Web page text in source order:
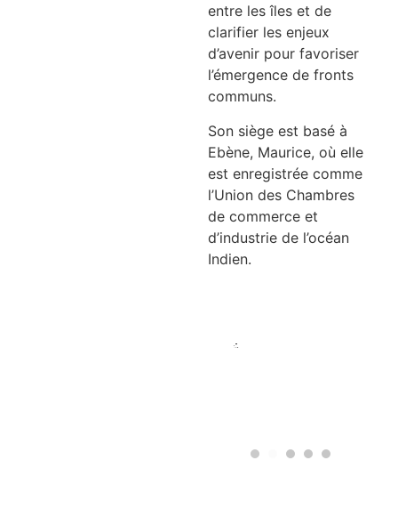
entre les îles et de
clarifier les enjeux
d’avenir pour favoriser
l’émergence de fronts
communs.
Son siège est basé à
Ebène, Maurice, où elle
est enregistrée comme
l’Union des Chambres
de commerce et
d’industrie de l’océan
Indien.